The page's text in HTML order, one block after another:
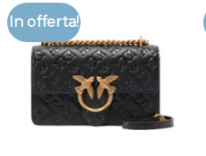
In offerta!